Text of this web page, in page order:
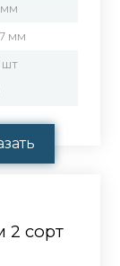
мм
мм
шт
2 сорт